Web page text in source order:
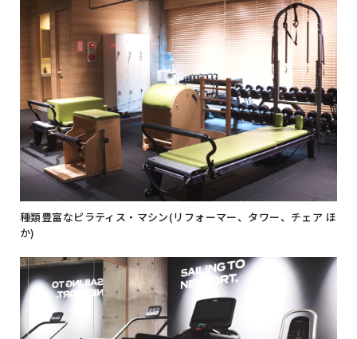
種類豊富なピラティス・マシン(リフォーマー、タワー、チェア ほ
か)